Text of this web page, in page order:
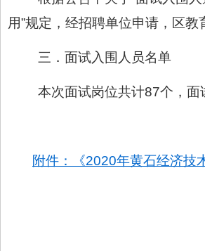
用”规定，经招聘单位申请，区
三．面试入围人员名单
本次面试岗位共计87个，
附件：《2020年黄石经济技